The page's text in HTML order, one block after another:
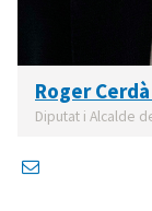
Roger
Diputat i Alcalde